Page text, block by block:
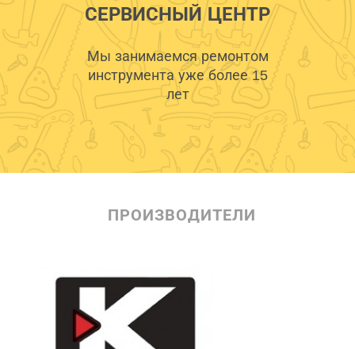
СЕРВИСНЫЙ ЦЕНТР
Мы занимаемся ремонтом
инструмента уже более 15
лет
ПРОИЗВОДИТЕЛИ